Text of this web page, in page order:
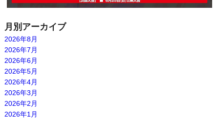
月別アーカイブ
2026年8月
2026年7月
2026年6月
2026年5月
2026年4月
2026年3月
2026年2月
2026年1月